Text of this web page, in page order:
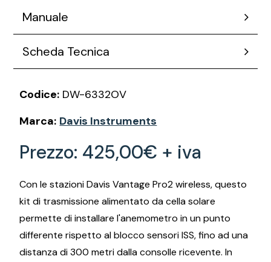
Manuale
Scheda Tecnica
Codice: DW-6332OV
Marca: Davis Instruments
Prezzo: 425,00€ + iva
Con le stazioni Davis Vantage Pro2 wireless, questo
kit di trasmissione alimentato da cella solare
permette di installare l'anemometro in un punto
differente rispetto al blocco sensori ISS, fino ad una
distanza di 300 metri dalla consolle ricevente. In